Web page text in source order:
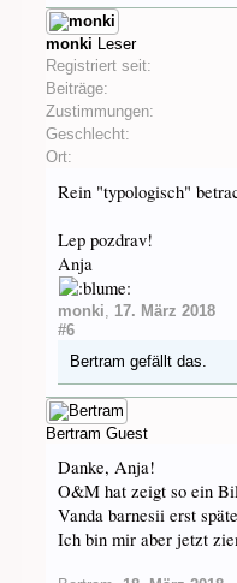
monki Leser
Registriert seit:
Beiträge:
Zustimmungen:
Geschlecht:
Ort:
Rein "typologisch"
Lep pozdrav!
Anja
monki, 17. März 2018
#6
Bertram gefällt das.
Bertram Guest
Danke, Anja!
O&M hat zeigt so ein
Vanda barnesii erst
Ich bin mir aber jetzt